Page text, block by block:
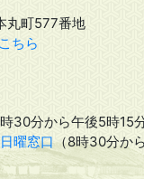
丸町577番地
ちら
30分から午後5時15
日曜窓口（8時30分か